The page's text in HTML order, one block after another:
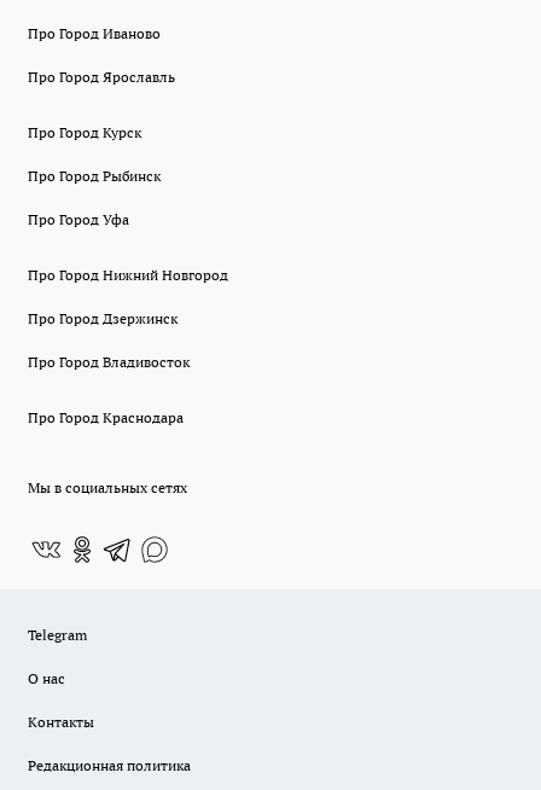
Про Город Иваново
Про Город Ярославль
Про Город Курск
Про Город Рыбинск
Про Город Уфа
Про Город Нижний Новгород
Про Город Дзержинск
Про Город Владивосток
Про Город Краснодара
Мы в социальных сетях
Telegram
О нас
Контакты
Редакционная политика